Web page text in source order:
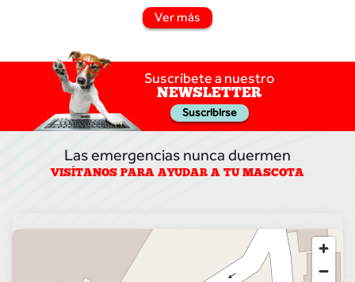
Ver más
Suscríbete a nuestro
NEWSLETTER
Suscribirse
Las emergencias nunca duermen
VISÍTANOS PARA AYUDAR A TU MASCOTA